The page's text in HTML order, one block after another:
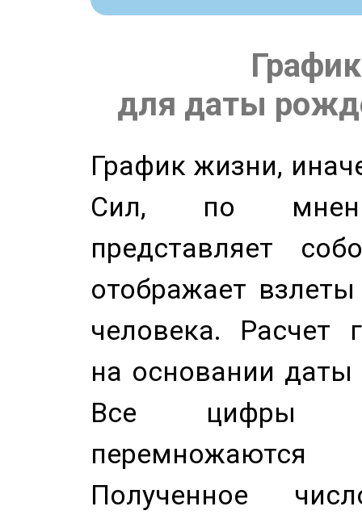
для даты
График жизни,
Сил, по
представляет
отображает
человека. Расчет
на основании
Все цифры
Полученное